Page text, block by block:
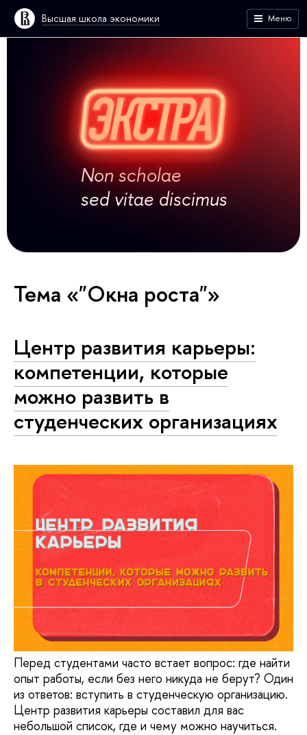
Высшая школа экономики Меню
Non scholae
sed vitae discimus
Тема «"Окна роста"»
Центр развития карьеры:
компетенции, которые
можно развить в
студенческих организациях
Перед студентами часто встает вопрос: где найти
опыт работы, если без него никуда не берут? Один
из ответов: вступить в студенческую организацию.
Центр развития карьеры составил для вас
небольшой список, где и чему можно научиться.